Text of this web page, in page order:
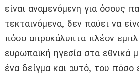
είναι αναμενόμενη για όσους
τεκταινόμενα, δεν παύει να
πόσο απροκάλυπτα πλέον
ευρωπαϊκή ηγεσία στα εθνικά
ένα δείγμα και αυτό, του πόσο